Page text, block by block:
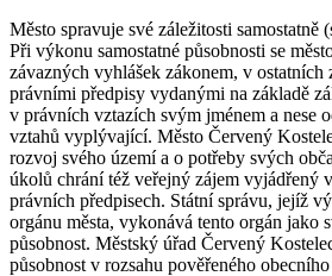
Město spravuje své záležitosti samostatně
Při výkonu samostatné působnosti se
závazných vyhlášek zákonem, v ostatních
právními předpisy vydanými na základě
v právních vztazích svým jménem a nese
vztahů vyplývající. Město Červený
rozvoj svého území a o potřeby svých
úkolů chrání též veřejný zájem vyjádřený
právních předpisech. Státní správu, jejíž
orgánu města, vykonává tento orgán jako
působnost. Městský úřad Červený
působnost v rozsahu pověřeného